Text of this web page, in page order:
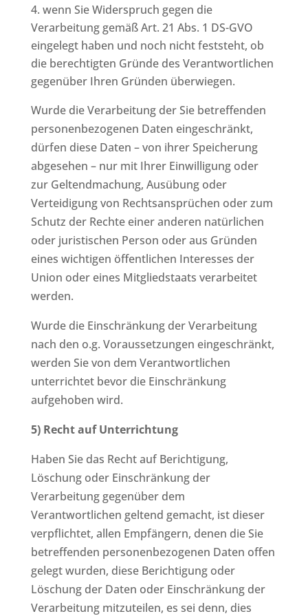
wenn Sie Widerspruch gegen die
Verarbeitung gemäß Art. 21 Abs. 1 DS-GVO
eingelegt haben und noch nicht feststeht, ob
die berechtigten Gründe des Verantwortlichen
gegenüber Ihren Gründen überwiegen.
Wurde die Verarbeitung der Sie betreffenden
personenbezogenen Daten eingeschränkt,
dürfen diese Daten – von ihrer Speicherung
abgesehen – nur mit Ihrer Einwilligung oder
zur Geltendmachung, Ausübung oder
Verteidigung von Rechtsansprüchen oder zum
Schutz der Rechte einer anderen natürlichen
oder juristischen Person oder aus Gründen
eines wichtigen öffentlichen Interesses der
Union oder eines Mitgliedstaats verarbeitet
werden.
Wurde die Einschränkung der Verarbeitung
nach den o.g. Voraussetzungen eingeschränkt,
werden Sie von dem Verantwortlichen
unterrichtet bevor die Einschränkung
aufgehoben wird.
5) Recht auf Unterrichtung
Haben Sie das Recht auf Berichtigung,
Löschung oder Einschränkung der
Verarbeitung gegenüber dem
Verantwortlichen geltend gemacht, ist dieser
verpflichtet, allen Empfängern, denen die Sie
betreffenden personenbezogenen Daten offen
gelegt wurden, diese Berichtigung oder
Löschung der Daten oder Einschränkung der
Verarbeitung mitzuteilen, es sei denn, dies